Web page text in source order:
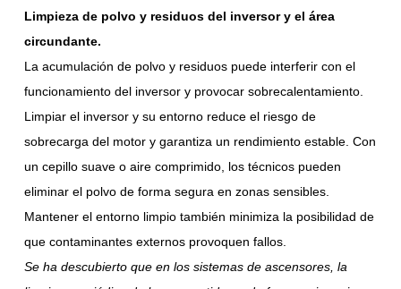
Limpieza de polvo y residuos del inversor y el área
circundante.
La acumulación de polvo y residuos puede interferir con el
funcionamiento del inversor y provocar sobrecalentamiento.
Limpiar el inversor y su entorno reduce el riesgo de
sobrecarga del motor y garantiza un rendimiento estable. Con
un cepillo suave o aire comprimido, los técnicos pueden
eliminar el polvo de forma segura en zonas sensibles.
Mantener el entorno limpio también minimiza la posibilidad de
que contaminantes externos provoquen fallos.
Se ha descubierto que en los sistemas de ascensores, la